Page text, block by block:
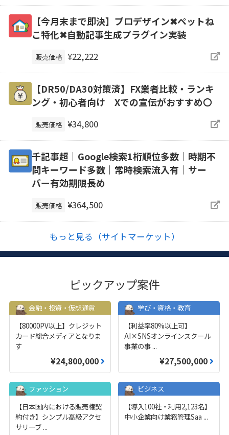
【今月末まで即決】プロデザイン✖ペットね
こ特化✖自動記事生成プラグイン実装
販売価格 ¥22,222
【DR50/DA30対策済】FX業者比較・ランキ
ング・初心者向け Xでの宣伝がおすすめ〇
販売価格 ¥34,800
千記事超｜Google検索1桁順位多数｜時期不
問キーワード多数｜常時検索流入有｜サー
バー有効期限長め
販売価格 ¥364,500
もっと見る（サイトマーケット）
ピックアップ案件
金融・投資・仮想通貨
【80000PV以上】クレジット
カード総合メディアとなりま
す
¥24,800,000
学び・資格・教育
【利益率80%以上可】
AI×SNSオンラインスクール
事業の事 ...
¥27,500,000
ファッション
【日本国内における販売権契
約付き】シンプル高級アクセ
サリーブ ...
ビジネス
【導入100社・利用2,123名】
中小企業向け業務管理Saa ...